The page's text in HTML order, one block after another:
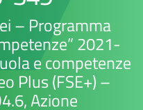
– Programma
2021-
e competenze
Plus (FSE+) –
Azione